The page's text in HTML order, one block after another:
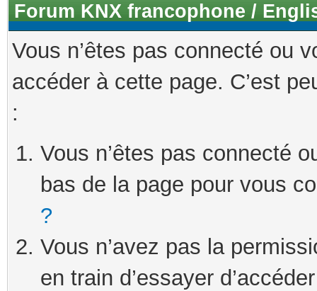
Forum KNX francophone /
Vous n’êtes pas connecté ou
accéder à cette page. C’est
:
Vous n’êtes pas connecté
bas de la page pour vous
?
Vous n’avez pas la
en train d’essayer